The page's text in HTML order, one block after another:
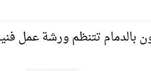
شراكة مع أكاديمية الهلال
بالدمام تتنظم ورشة عمل